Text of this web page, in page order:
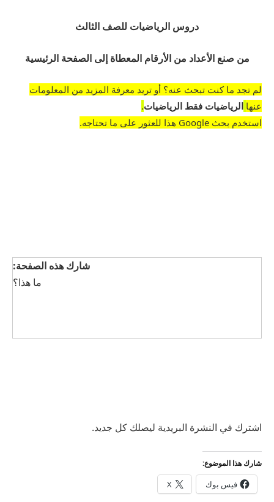
دروس الرياضيات للصف الثالث
من صنع الأعداد من الأرقام المعطاة إلى الصفحة الرئيسية
لم تجد ما كنت تبحث عنه؟ أو تريد معرفة المزيد من المعلومات
عنها الرياضيات فقط الرياضيات.
استخدم بحث Google هذا للعثور على ما تحتاجه.
شارك هذه الصفحة:
ما هذا؟
اشترك في النشرة البريدية ليصلك كل جديد.
شارك هذا الموضوع:
فيس بوك X